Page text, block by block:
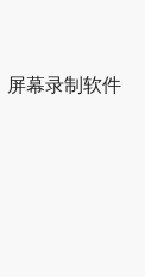
屏幕录制软件